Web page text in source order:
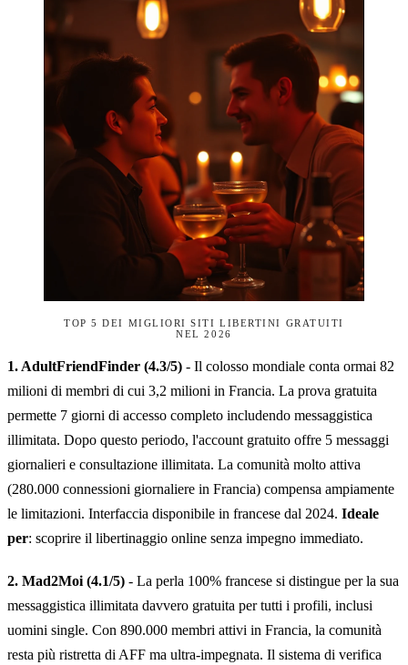
TOP 5 DEI MIGLIORI SITI LIBERTINI GRATUITI
NEL 2026
1. AdultFriendFinder (4.3/5) - Il colosso mondiale conta ormai 82
milioni di membri di cui 3,2 milioni in Francia. La prova gratuita
permette 7 giorni di accesso completo includendo messaggistica
illimitata. Dopo questo periodo, l'account gratuito offre 5 messaggi
giornalieri e consultazione illimitata. La comunità molto attiva
(280.000 connessioni giornaliere in Francia) compensa ampiamente
le limitazioni. Interfaccia disponibile in francese dal 2024. Ideale
per: scoprire il libertinaggio online senza impegno immediato.
2. Mad2Moi (4.1/5) - La perla 100% francese si distingue per la sua
messaggistica illimitata davvero gratuita per tutti i profili, inclusi
uomini single. Con 890.000 membri attivi in Francia, la comunità
resta più ristretta di AFF ma ultra-impegnata. Il sistema di verifica